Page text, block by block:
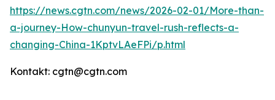
https://news.cgtn.com/news/2026-02-01/More-than-
a-journey-How-chunyun-travel-rush-reflects-a-
changing-China-1KptvLAeFPi/p.html
Kontakt: cgtn@cgtn.com